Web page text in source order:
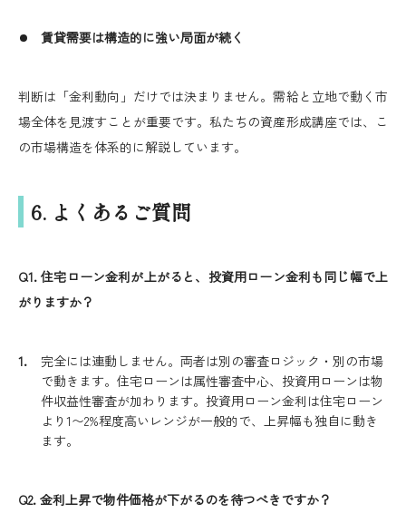
賃貸需要は構造的に強い局面が続く
判断は「金利動向」だけでは決まりません。需給と立地で動く市
場全体を見渡すことが重要です。私たちの資産形成講座では、こ
の市場構造を体系的に解説しています。
6. よくあるご質問
Q1. 住宅ローン金利が上がると、投資用ローン金利も同じ幅で上
がりますか？
完全には連動しません。両者は別の審査ロジック・別の市場
で動きます。住宅ローンは属性審査中心、投資用ローンは物
件収益性審査が加わります。投資用ローン金利は住宅ローン
より1〜2%程度高いレンジが一般的で、上昇幅も独自に動き
ます。
Q2. 金利上昇で物件価格が下がるのを待つべきですか？